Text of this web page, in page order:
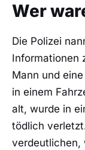
Wer
Die Polizei
Informationen
Mann und
in einem
alt, wurde in
tödlich
verdeutlichen,